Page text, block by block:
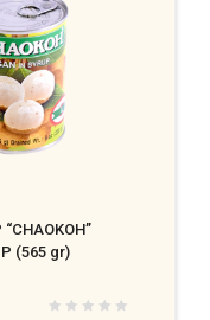
(565 gr)